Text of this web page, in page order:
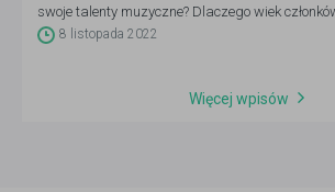
swoje talenty muzyczne? Dlaczego wiek
muzycznego nie ma znaczenia? O pasji i miłości
zespołu rockowego „Krew, Pot i Łzy”.
8 listopada 2022
Więcej wpisów